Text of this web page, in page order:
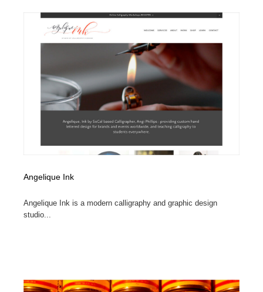
Angelique Ink
Angelique Ink is a modern calligraphy and graphic design
studio...